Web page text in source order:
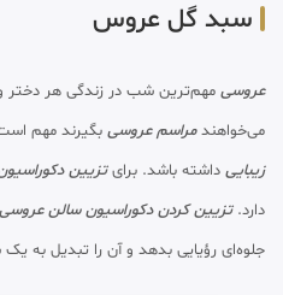
سبد گل عروس
عروسی مهم‌ترین شب در زندگی هر دختر
می‌خواهندمراسم عروسی بگیرند مهم
زیبایی داشته باشد. برایتزیین
دارد.تزیین کردن دکوراسیون سالن عروسی
جلوه‌ای رؤیایی بدهد و آن را تبدیل به